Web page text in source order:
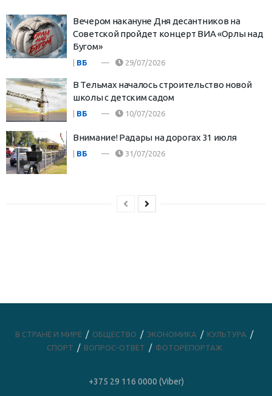
Вечером накануне Дня десантников на
Советской пройдет концерт ВИА «Орлы над
Бугом»
ВБ 29/07/2026
В Тельмах началось строительство новой
школы с детским садом
ВБ 10/07/2026
Внимание! Радары на дорогах 31 июля
ВБ 31/07/2026
В СТРАНЕ И МИРЕ ОБЩЕСТВО ЭКОНОМИКА
КУЛЬТУРА
СПОРТ
ВОПРОС-ОТВЕТ ФОТОРЕПОРТАЖ
+375 29 116 0000 (Viber)